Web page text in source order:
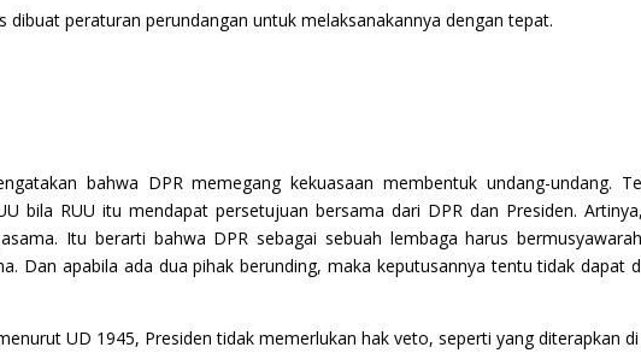
peraturan perundangan untuk melaksanakannya dengan tepat.
bahwa DPR memegang kekuasaan membentuk undang-undang.
bila RUU itu mendapat persetujuan bersama dari DPR dan Presiden.
Itu berarti bahwa DPR sebagai sebuah lembaga harus
Dan apabila ada dua pihak berunding, maka keputusannya tentu tidak dapat
UD 1945, Presiden tidak memerlukan hak veto, seperti yang diterapkan